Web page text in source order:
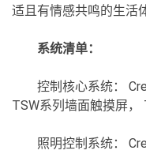
适且有情感共鸣的生活
系统清单：
控制核心系统：
TSW系列墙面触摸屏，
照明控制系统：